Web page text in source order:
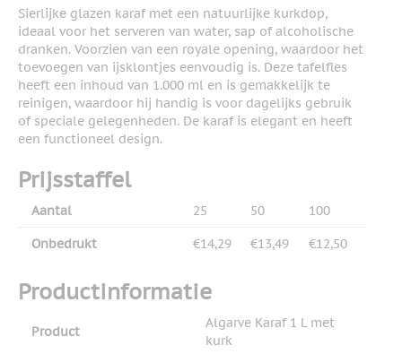
Sierlijke glazen karaf met een natuurlijke kurkdop,
ideaal voor het serveren van water, sap of alcoholische
dranken. Voorzien van een royale opening, waardoor het
toevoegen van ijsklontjes eenvoudig is. Deze tafelfles
heeft een inhoud van 1.000 ml en is gemakkelijk te
reinigen, waardoor hij handig is voor dagelijks gebruik
of speciale gelegenheden. De karaf is elegant en heeft
een functioneel design.
Prijsstaffel
Aantal 25 50 100
Onbedrukt €14,29 €13,49 €12,50
Productinformatie
Product
Algarve Karaf 1 L met
kurk